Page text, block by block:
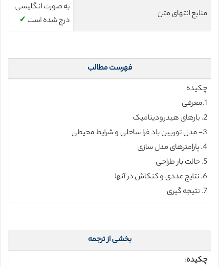
منابع انتهای متن
به صورت انگلیسی
درج شده است ✓
فهرست مطالب
چکیده
1.معرفی
2. بارهای هیدرودینامیک
3- مدل توربین باد فرا ساحلی و شرایط محیطی
4. پارامترهای مدل سازی
5. حالت بار طراحی
6. نتایج عددی و کنکاش در آنها
7. نتیجه گیری
بخشی از ترجمه
چکیده: